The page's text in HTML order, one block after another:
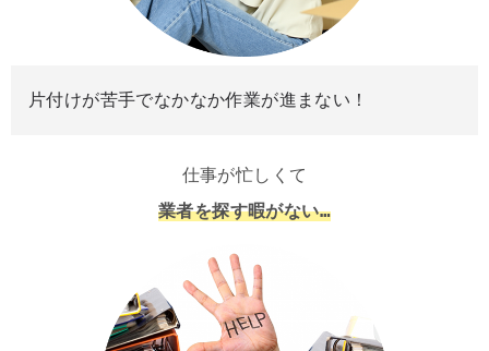
片付けが苦手でなかなか作業が進まない！
仕事が忙しくて
業者を探す暇がない…